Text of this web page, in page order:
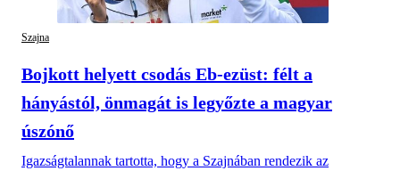
Szajna
Bojkott helyett csodás Eb-ezüst: félt a
hányástól, önmagát is legyőzte a magyar
úszónő
Igazságtalannak tartotta, hogy a Szajnában rendezik az